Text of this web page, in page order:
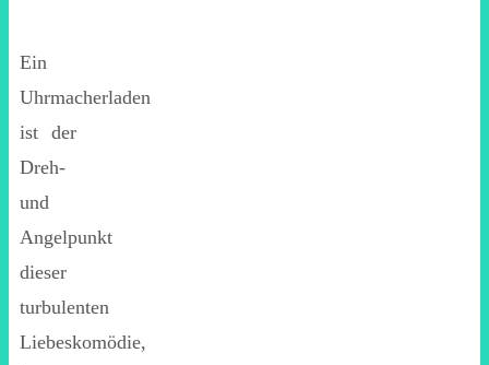
Ein
Uhrmacherladen
ist der
Dreh-
und
Angelpunkt
dieser
turbulenten
Liebeskomödie,